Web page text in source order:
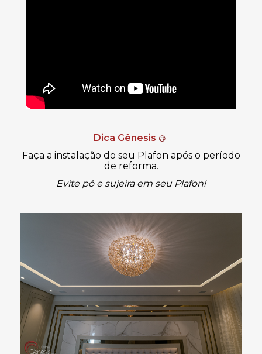
Dica Gênesis 😉
Faça a instalação do seu Plafon após o período
de reforma.
Evite pó e sujeira em seu Plafon!